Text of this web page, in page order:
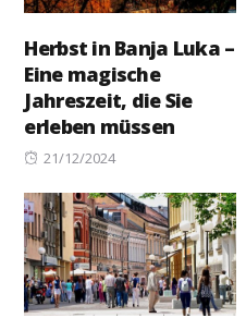
Herbst in Banja Luka –
Eine magische
Jahreszeit, die Sie
erleben müssen
Posted
21/12/2024